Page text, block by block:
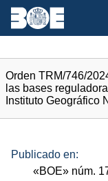
Orden TRM/746/
las bases
Instituto Geográfico
Publicado en:
«BOE» núm.